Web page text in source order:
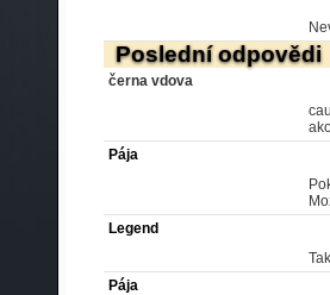
Poslední odpovědi
černa vdova
Pája
Legend
Pája